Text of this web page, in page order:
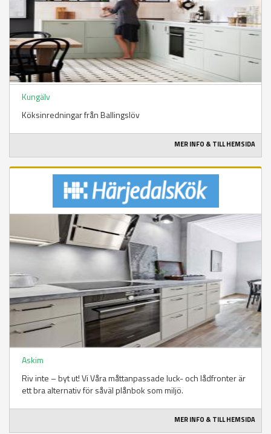
Kungälv
Köksinredningar från Ballingslöv
MER INFO & TILL HEMSIDA
Askim
Riv inte – byt ut! Vi Våra måttanpassade luck- och lådfronter är
ett bra alternativ för såväl plånbok som miljö.
MER INFO & TILL HEMSIDA